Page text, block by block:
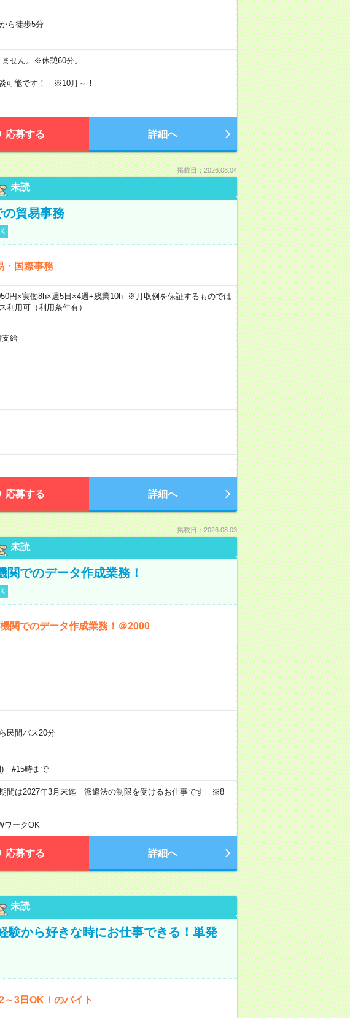
ら徒歩5分
せん。※休憩60分。
可能です！ ※10月～！
応募する 詳細へ
掲載日：2026.08.04
未読
貿易事務
・国際事務
円×実働8h×週5日×4週+残業10h ※月収例を保証するものでは
用可（利用条件有）
支給
応募する 詳細へ
掲載日：2026.08.03
未読
でのデータ作成業務！
関でのデータ作成業務！＠2000
民間バス20分
) #15時まで
間は2027年3月末迄 派遣法の制限を受けるお仕事です ※8
ワークOK
応募する 詳細へ
未読
から好きな時にお仕事できる！単発
3日OK！のバイト